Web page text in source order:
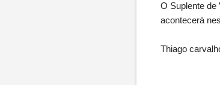
O Suplente de
acontecerá
Thiago